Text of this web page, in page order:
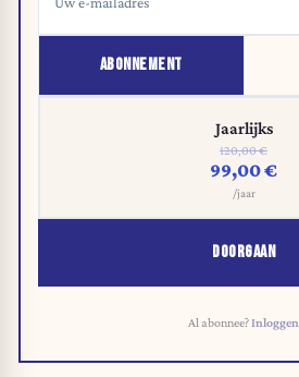
ABONNEMENT
Jaarlijks
120,00 €
99,00 €
/jaar
DOORGAAN
Al abonnee?Inloggen